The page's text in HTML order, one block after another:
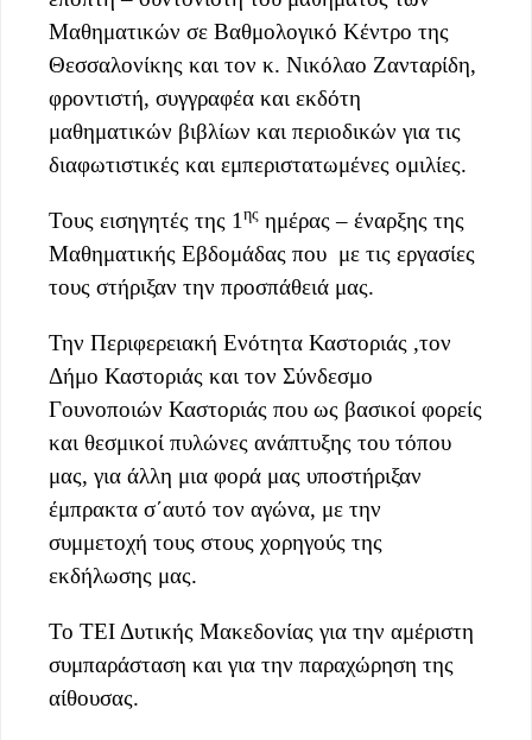
Μαθηματικών σε Βαθμολογικό Κέντρο της
Θεσσαλονίκης και τον κ. Νικόλαο Ζανταρίδη,
φροντιστή, συγγραφέα και εκδότη
μαθηματικών βιβλίων και περιοδικών για τις
διαφωτιστικές και εμπεριστατωμένες ομιλίες.
Τους εισηγητές της 1 ης ημέρας – έναρξης της
Μαθηματικής Εβδομάδας που με τις εργασίες
τους στήριξαν την προσπάθειά μας.
Την Περιφερειακή Ενότητα Καστοριάς ,τον
Δήμο Καστοριάς και τον Σύνδεσμο
Γουνοποιών Καστοριάς που ως βασικοί φορείς
και θεσμικοί πυλώνες ανάπτυξης του τόπου
μας, για άλλη μια φορά μας υποστήριξαν
έμπρακτα σ΄αυτό τον αγώνα, με την
συμμετοχή τους στους χορηγούς της
εκδήλωσης μας.
Το ΤΕΙ Δυτικής Μακεδονίας για την αμέριστη
συμπαράσταση και για την παραχώρηση της
αίθουσας.